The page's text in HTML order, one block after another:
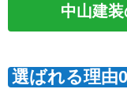
中山建
選ばれる理由